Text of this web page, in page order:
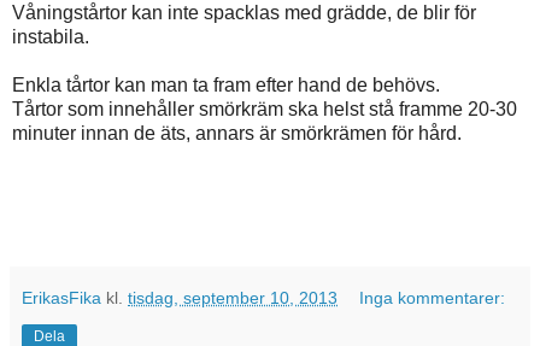
Våningstårtor kan inte spacklas med grädde, de blir för
instabila.
Enkla tårtor kan man ta fram efter hand de behövs.
Tårtor som innehåller smörkräm ska helst stå framme 20-30
minuter innan de äts, annars är smörkrämen för hård.
ErikasFika kl. tisdag, september 10, 2013 Inga kommentarer:
Dela